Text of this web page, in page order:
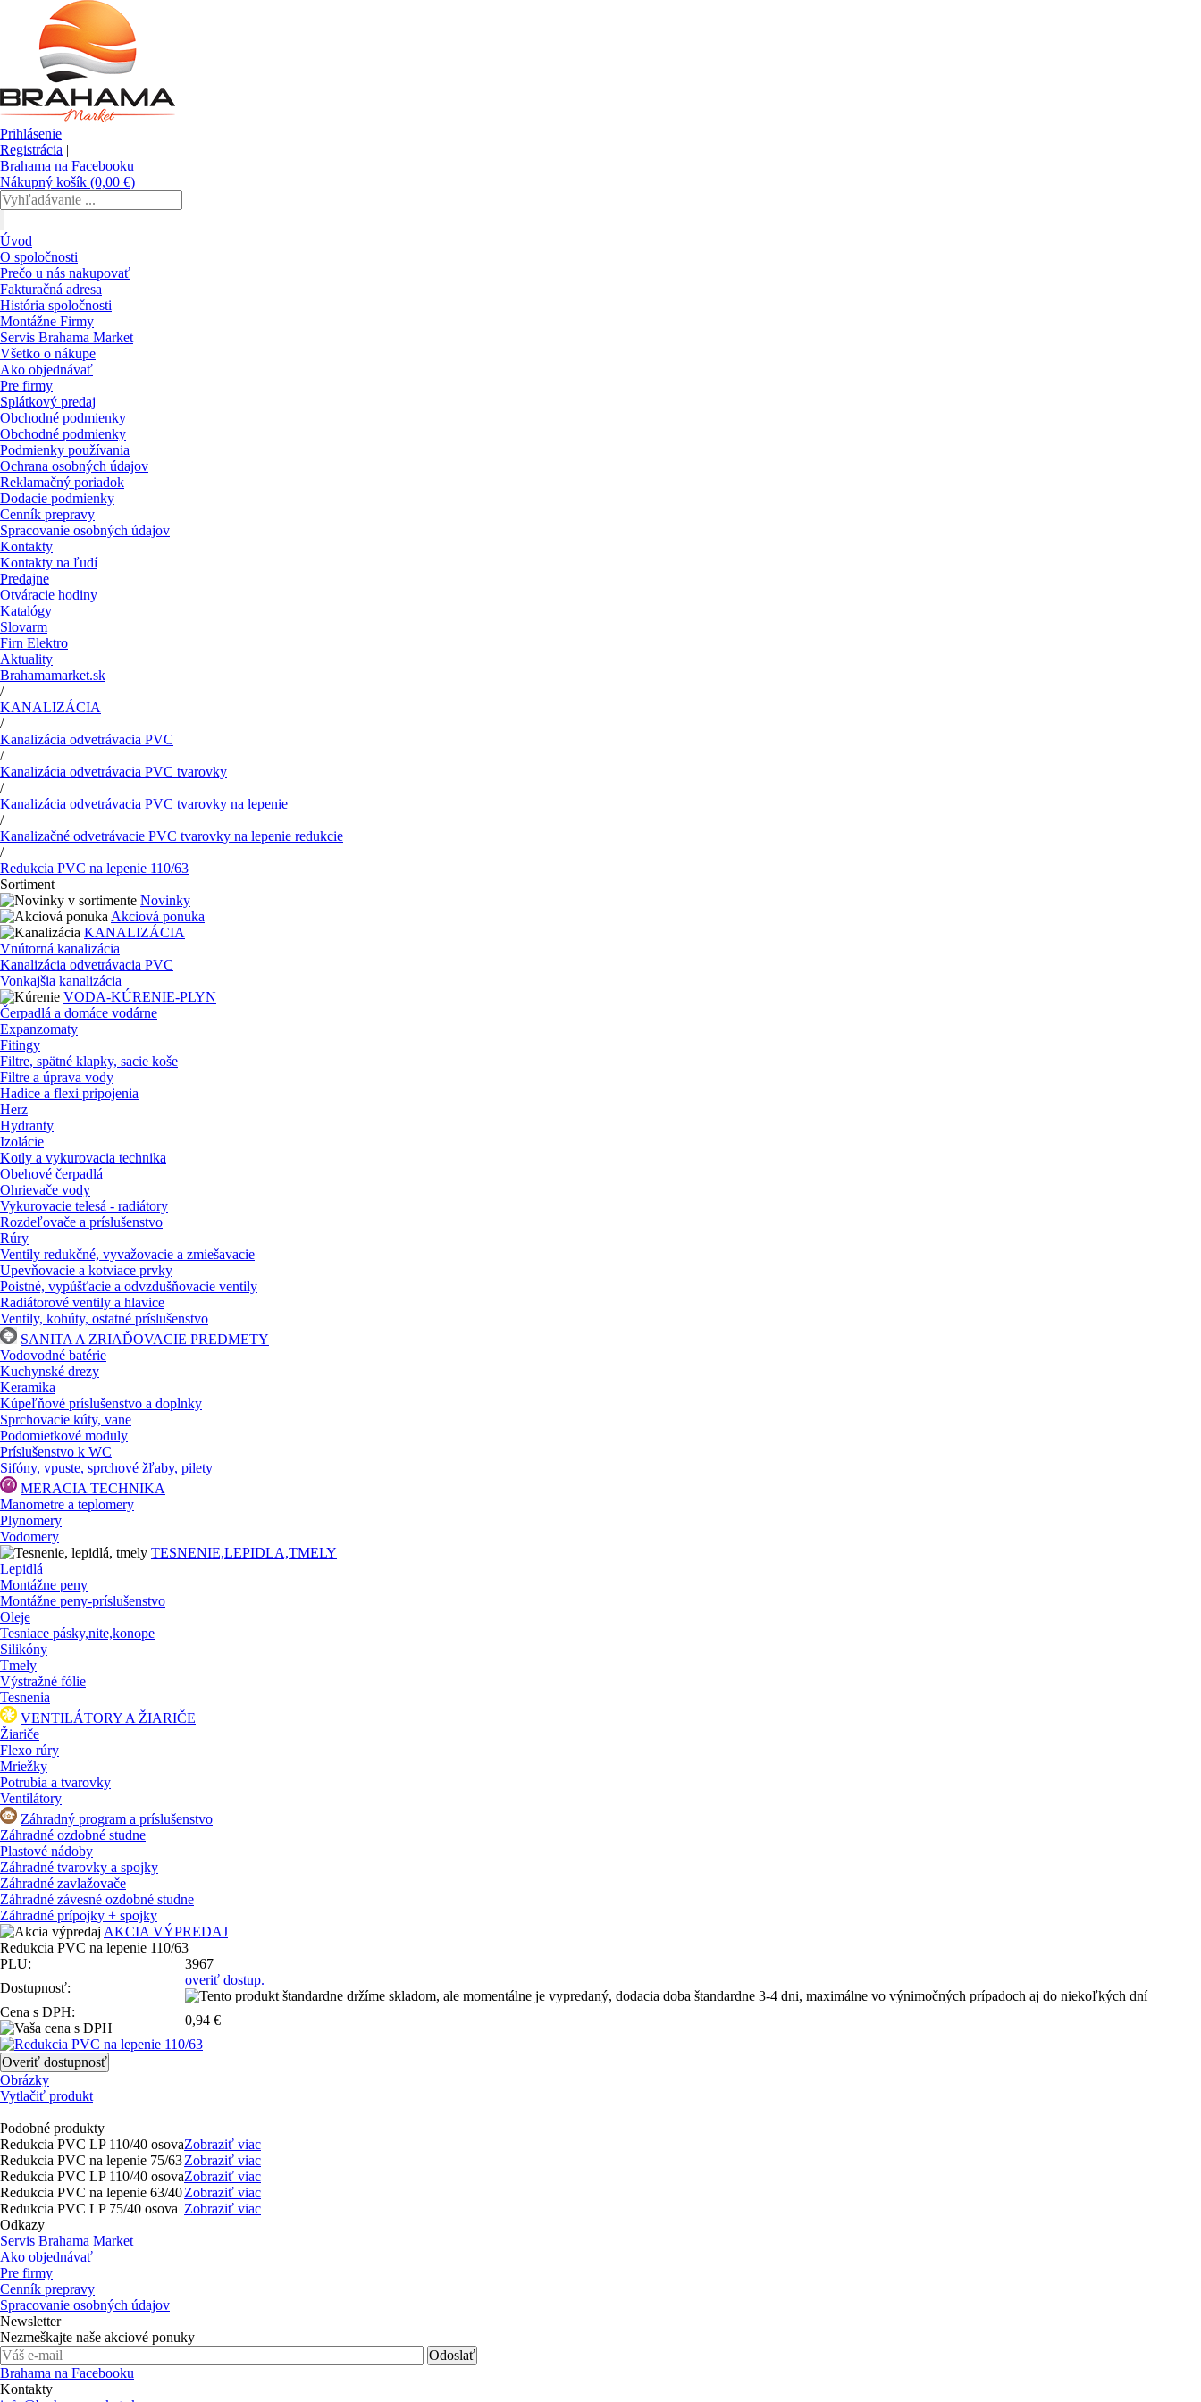
Prihlásenie
Registrácia |
Brahama na Facebooku |
Nákupný košík (0,00 €)
Úvod
O spoločnosti
Prečo u nás nakupovať
Fakturačná adresa
História spoločnosti
Montážne Firmy
Servis Brahama Market
Všetko o nákupe
Ako objednávať
Pre firmy
Splátkový predaj
Obchodné podmienky
Obchodné podmienky
Podmienky používania
Ochrana osobných údajov
Reklamačný poriadok
Dodacie podmienky
Cenník prepravy
Spracovanie osobných údajov
Kontakty
Kontakty na ľudí
Predajne
Otváracie hodiny
Katalógy
Slovarm
Firn Elektro
Aktuality
Brahamamarket.sk
/
KANALIZÁCIA
/
Kanalizácia odvetrávacia PVC
/
Kanalizácia odvetrávacia PVC tvarovky
/
Kanalizácia odvetrávacia PVC tvarovky na lepenie
/
Kanalizačné odvetrávacie PVC tvarovky na lepenie redukcie
/
Redukcia PVC na lepenie 110/63
Sortiment
Novinky
Akciová ponuka
KANALIZÁCIA
Vnútorná kanalizácia
Kanalizácia odvetrávacia PVC
Vonkajšia kanalizácia
VODA-KÚRENIE-PLYN
Čerpadlá a domáce vodárne
Expanzomaty
Fitingy
Filtre, spätné klapky, sacie koše
Filtre a úprava vody
Hadice a flexi pripojenia
Herz
Hydranty
Izolácie
Kotly a vykurovacia technika
Obehové čerpadlá
Ohrievače vody
Vykurovacie telesá - radiátory
Rozdeľovače a príslušenstvo
Rúry
Ventily redukčné, vyvažovacie a zmiešavacie
Upevňovacie a kotviace prvky
Poistné, vypúšťacie a odvzdušňovacie ventily
Radiátorové ventily a hlavice
Ventily, kohúty, ostatné príslušenstvo
SANITA A ZRIAĎOVACIE PREDMETY
Vodovodné batérie
Kuchynské drezy
Keramika
Kúpeľňové príslušenstvo a doplnky
Sprchovacie kúty, vane
Podomietkové moduly
Príslušenstvo k WC
Sifóny, vpuste, sprchové žľaby, pilety
MERACIA TECHNIKA
Manometre a teplomery
Plynomery
Vodomery
TESNENIE,LEPIDLA,TMELY
Lepidlá
Montážne peny
Montážne peny-príslušenstvo
Oleje
Tesniace pásky,nite,konope
Silikóny
Tmely
Výstražné fólie
Tesnenia
VENTILÁTORY A ŽIARIČE
Žiariče
Flexo rúry
Mriežky
Potrubia a tvarovky
Ventilátory
Záhradný program a príslušenstvo
Záhradné ozdobné studne
Plastové nádoby
Záhradné tvarovky a spojky
Záhradné zavlažovače
Záhradné závesné ozdobné studne
Záhradné prípojky + spojky
AKCIA VÝPREDAJ
Redukcia PVC na lepenie 110/63
PLU:
3967
Dostupnosť:
overiť dostup.
Cena s DPH:
0,94 €
Obrázky
Vytlačiť produkt
Podobné produkty
Redukcia PVC LP 110/40 osovaZobraziť viac
Redukcia PVC na lepenie 75/63Zobraziť viac
Redukcia PVC LP 110/40 osovaZobraziť viac
Redukcia PVC na lepenie 63/40Zobraziť viac
Redukcia PVC LP 75/40 osova Zobraziť viac
Odkazy
Servis Brahama Market
Ako objednávať
Pre firmy
Cenník prepravy
Spracovanie osobných údajov
Newsletter
Nezmeškajte naše akciové ponuky
Brahama na Facebooku
Kontakty